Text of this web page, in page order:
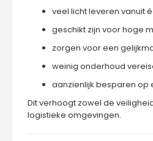
veel licht leveren vanuit
geschikt zijn voor hoge
zorgen voor een
weinig onderhoud
aanzienlijk besparen op
Dit verhoogt zowel de
logistieke omgevingen.